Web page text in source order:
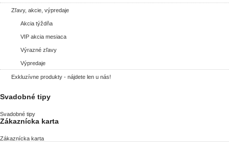
Zľavy, akcie, výpredaje
Akcia týždňa
VIP akcia mesiaca
Výrazné zľavy
Výpredaje
Exkluzívne produkty - nájdete len u nás!
Svadobné tipy
Svadobné tipy
Zákaznícka karta
Zákaznícka karta